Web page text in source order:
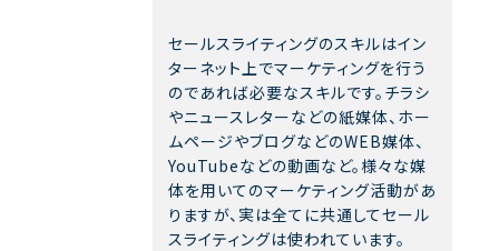
セールスライティングのスキルはイン
ターネット上でマーケティングを行う
のであれば必要なスキルです。チラシ
やニュースレターなどの紙媒体、ホー
ムページやブログなどのWEB媒体、
YouTubeなどの動画など。様々な媒
体を用いてのマーケティング活動があ
りますが、実は全てに共通してセール
スライティングは使われています。